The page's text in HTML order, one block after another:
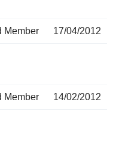
Member 17/04/2012
Member 14/02/2012